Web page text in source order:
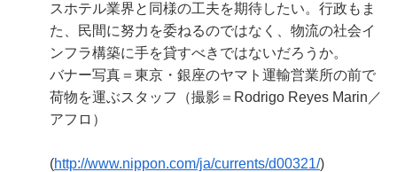
スホテル業界と同様の工夫を期待したい。行政もま
た、民間に努力を委ねるのではなく、物流の社会イ
ンフラ構築に手を貸すべきではないだろうか。
バナー写真＝東京・銀座のヤマト運輸営業所の前で
荷物を運ぶスタッフ（撮影＝Rodrigo Reyes Marin／
アフロ）
(http://www.nippon.com/ja/currents/d00321/)